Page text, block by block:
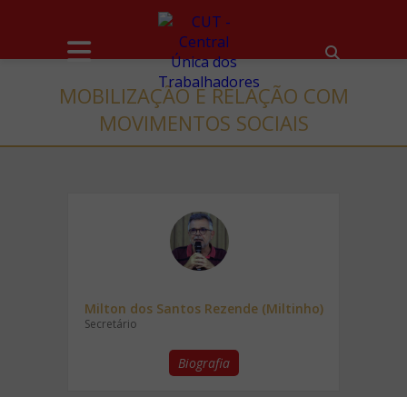
MOBILIZAÇÃO E RELAÇÃO COM
MOVIMENTOS SOCIAIS
Milton dos Santos Rezende (Miltinho)
Secretário
Biografia